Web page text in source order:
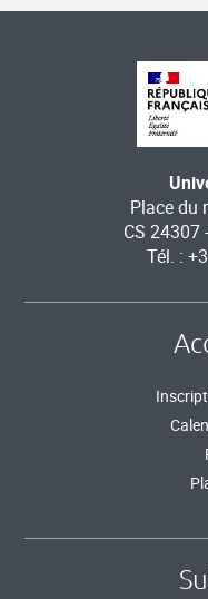
Place du
CS 24307
Tél. :